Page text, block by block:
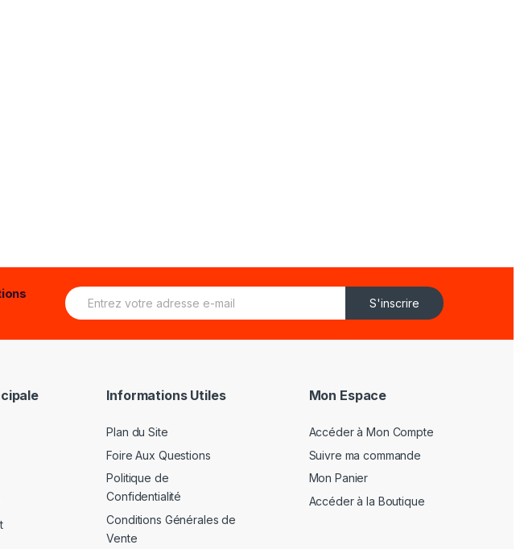
E
m
S'inscrire
Informations Utiles
Plan du Site
Foire Aux Questions
Politique de
Confidentialité
Conditions Générales de
Vente
Mon Espace
Accéder à Mon Compte
Suivre ma commande
Mon Panier
Accéder à la Boutique